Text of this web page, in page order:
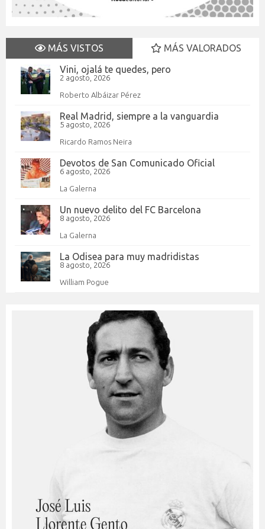
MÁS VISTOS
MÁS VALORADOS
Vini, ojalá te quedes, pero
2 agosto, 2026
Roberto Albáizar Pérez
Real Madrid, siempre a la vanguardia
5 agosto, 2026
Ricardo Ramos Neira
Devotos de San Comunicado Oficial
6 agosto, 2026
La Galerna
Un nuevo delito del FC Barcelona
8 agosto, 2026
La Galerna
La Odisea para muy madridistas
8 agosto, 2026
William Pogue